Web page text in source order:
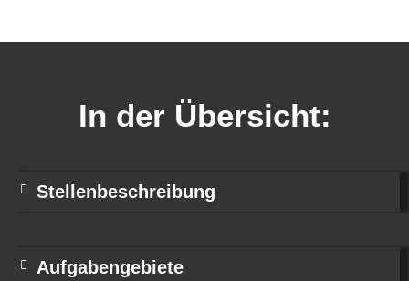
In der Übersicht:
Stellenbeschreibung
Aufgabengebiete